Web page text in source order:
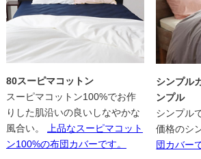
80スーピマコットン
スーピマコットン100%でお作
りした肌沿いの良いしなやかな
風合い。 上品なスーピマコット
ン100%の布団カバーです。
シンプル
ンプル
シンプル
価格のシ
団カバー